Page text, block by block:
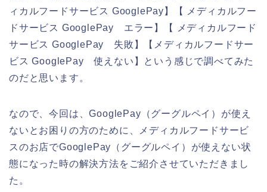
ィカルフードサービス GooglePay】【 メディカルフー
ドサービス GooglePay エラー】【 メディカルフード
サービス GooglePay 失敗】【メディカルフードサー
ビス GooglePay 使えない】という感じで調べてみた
のだと思います。
なので、今回は、GooglePay（グーグルペイ）が使え
ないとお困りの方のために、メディカルフードサービ
スのお店でGooglePay（グーグルペイ）が使えない状
態になった時の解決方法をご紹介させていただきまし
た。